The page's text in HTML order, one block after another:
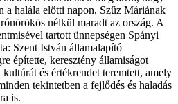
a halála előtti napon, Szűz Máriának
nélkül maradt az ország. A
tartott ünnepségen Spányi
Szent István államalapító
építette, keresztény államiságot
és értékrendet teremtett, amely
tekintetben a fejlődés és haladás
is.